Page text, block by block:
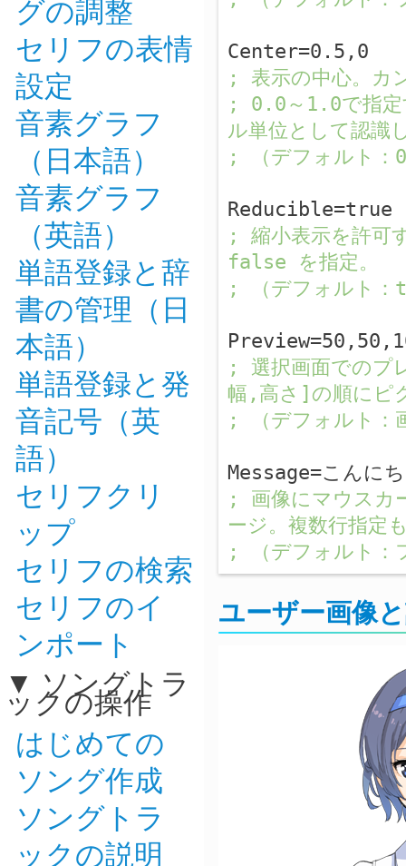
グの調整
セリフの表情
設定
音素グラフ
（日本語）
音素グラフ
（英語）
単語登録と辞
書の管理（日
本語）
単語登録と発
音記号（英
語）
セリフクリ
ップ
セリフの検索
セリフのイ
ンポート
ソングトラ
ックの操作
はじめての
ソング作成
ソングトラ
ックの説明
Center=0.5,0
; 表示の中心。カ
; 0.0～1.0で指定
ル単位として認識
; （デフォルト
Reducible=true
; 縮小表示を許可
false を指定。
; （デフォルト
; 選択画面でのプ
幅,高さ]の順にピ
; （デフォルト：
Message=こんに
; 画像にマウスカ
ージ。複数行指定
; （デフォルト：
ユーザー画像